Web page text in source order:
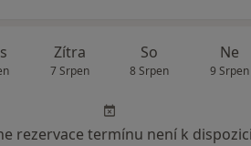
Zítra
7 Srpen
So
8 Srpen
Ne
9 Srpen
rezervace termínu není k dispozici